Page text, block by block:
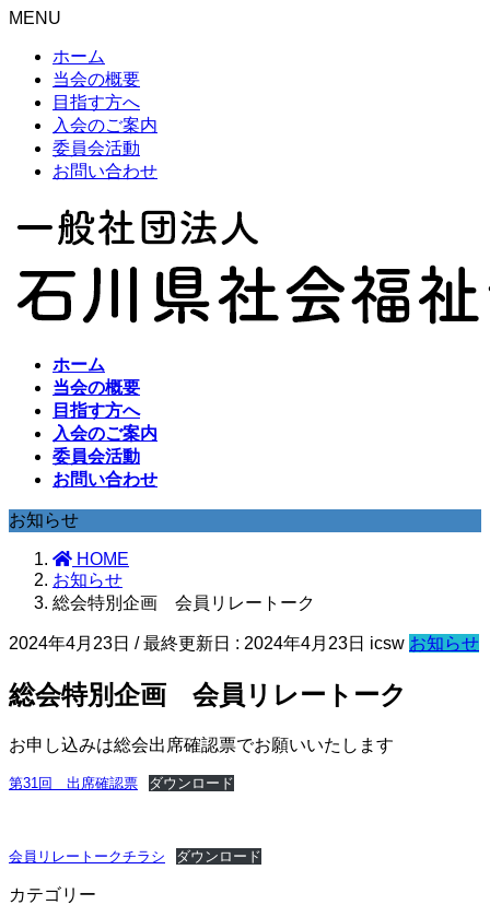
MENU
ホーム
当会の概要
目指す方へ
入会のご案内
委員会活動
お問い合わせ
ホーム
当会の概要
目指す方へ
入会のご案内
委員会活動
お問い合わせ
お知らせ
HOME
お知らせ
総会特別企画 会員リレートーク
2024年4月23日 / 最終更新日 : 2024年4月23日 icsw お知らせ
総会特別企画 会員リレートーク
お申し込みは総会出席確認票でお願いいたします
第31回 出席確認票 ダウンロード
会員リレートークチラシ ダウンロード
カテゴリー